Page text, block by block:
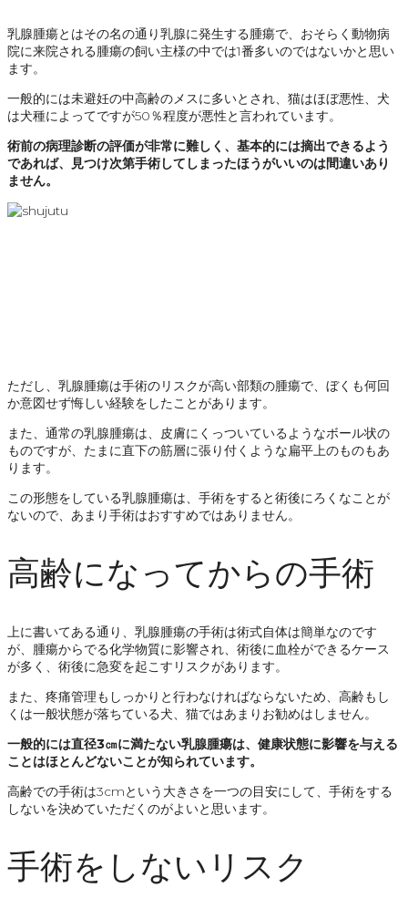
乳腺腫瘍とはその名の通り乳腺に発生する腫瘍で、おそらく動物病
院に来院される腫瘍の飼い主様の中では1番多いのではないかと思い
ます。
一般的には未避妊の中高齢のメスに多いとされ、猫はほぼ悪性、犬
は犬種によってですが50％程度が悪性と言われています。
術前の病理診断の評価が非常に難しく、基本的には摘出できるよう
であれば、見つけ次第手術してしまったほうがいいのは間違いあり
ません。
ただし、乳腺腫瘍は手術のリスクが高い部類の腫瘍で、ぼくも何回
か意図せず悔しい経験をしたことがあります。
また、通常の乳腺腫瘍は、皮膚にくっついているようなボール状の
ものですが、たまに直下の筋層に張り付くような扁平上のものもあ
ります。
この形態をしている乳腺腫瘍は、手術をすると術後にろくなことが
ないので、あまり手術はおすすめではありません。
高齢になってからの手術
上に書いてある通り、乳腺腫瘍の手術は術式自体は簡単なのです
が、腫瘍からでる化学物質に影響され、術後に血栓ができるケース
が多く、術後に急変を起こすリスクがあります。
また、疼痛管理もしっかりと行わなければならないため、高齢もし
くは一般状態が落ちている犬、猫ではあまりお勧めはしません。
一般的には直径3㎝に満たない乳腺腫瘍は、健康状態に影響を与える
ことはほとんどないことが知られています。
高齢での手術は3cmという大きさを一つの目安にして、手術をする
しないを決めていただくのがよいと思います。
手術をしないリスク